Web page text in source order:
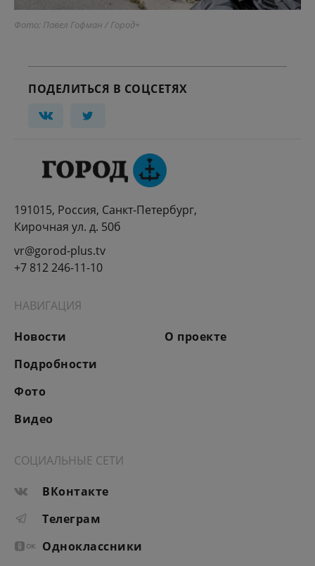
Фото: Павел Гофман / Город+
ПОДЕЛИТЬСЯ В СОЦСЕТЯХ
191015, Россия, Санкт-Петербург,
Кирочная ул. д. 50б
vr@gorod-plus.tv
+7 812 246-11-10
НАВИГАЦИЯ
Новости
Подробности
Фото
Видео
О проекте
СОЦИАЛЬНЫЕ СЕТИ
ВКонтакте
Телеграм
Одноклассники